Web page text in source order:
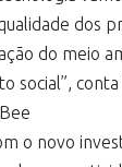
dos
do meio
social”,
o novo